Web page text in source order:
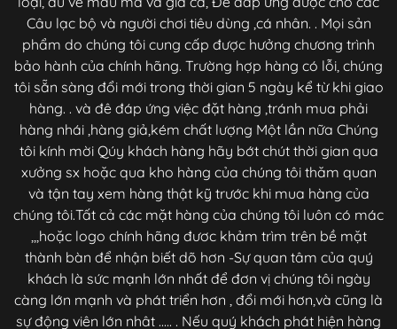
Câu lạc bộ và người chơi tiêu dùng ,cá nhân. . Mọi sản
phẩm do chúng tôi cung cấp được hưởng chương trình
bảo hành của chính hãng. Trường hợp hàng có lỗi, chúng
tôi sẵn sàng đổi mới trong thời gian 5 ngày kể từ khi giao
hàng. . và đê đáp ứng việc đặt hàng ,tránh mua phải
hàng nhái ,hàng giả,kém chất lượng Một lần nữa Chúng
tôi kính mời Qúy khách hàng hãy bớt chút thời gian qua
xưởng sx hoặc qua kho hàng của chúng tôi thăm quan
và tận tay xem hàng thật kỹ trước khi mua hàng của
chúng tôi.Tất cả các mặt hàng của chúng tôi luôn có mác
,,,hoặc logo chính hãng đươc khảm trìm trên bề mặt
thành bàn để nhận biết dõ hơn -Sự quan tâm của quý
khách là sức mạnh lớn nhất để đơn vị chúng tôi ngày
càng lớn mạnh và phát triển hơn , đổi mới hơn,và cũng là
sự động viên lớn nhât ..... . Nếu quý khách phát hiện hàng